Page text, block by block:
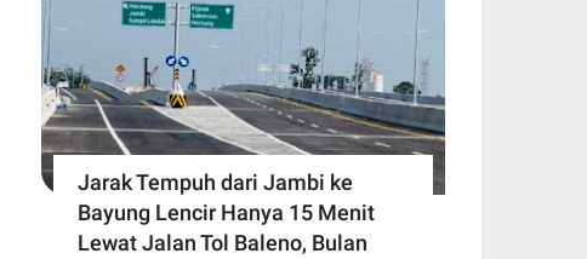
Jarak Tempuh dari Jambi ke
Bayung Lencir Hanya 15 Menit
Lewat Jalan Tol Baleno, Bulan